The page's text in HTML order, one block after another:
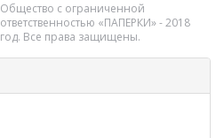
Общество с ограниченной
ответственностью «ПАПЕРКИ» - 2018
год. Все права защищены.